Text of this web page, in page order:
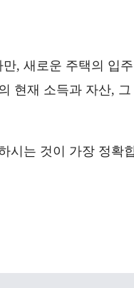
만, 새로운 주택의 입주
현재 소득과 자산, 그
시는 것이 가장 정확